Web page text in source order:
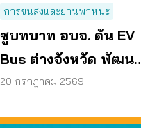
การขนส่งและยานพาหนะ
ชูบทบาท อบจ. ดัน EV
Bus ต่างจังหวัด พัฒนา
ขนส่งสาธารณะไร้รอย
20 กรกฎาคม 2569